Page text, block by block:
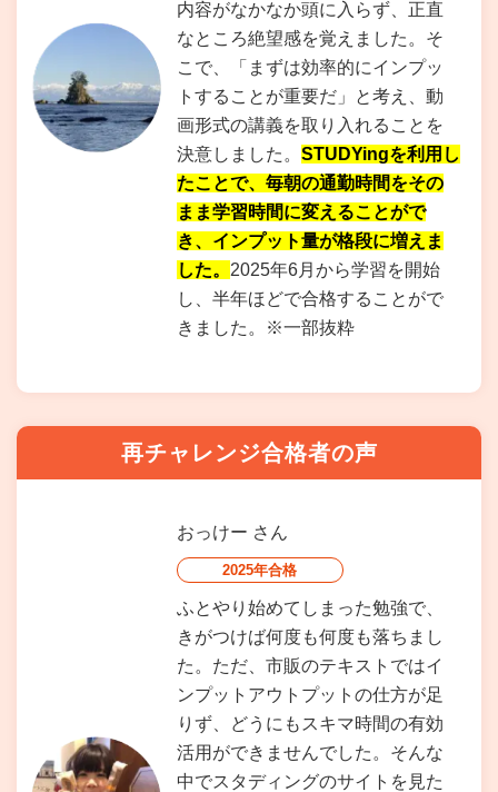
内容がなかなか頭に入らず、正直
なところ絶望感を覚えました。そ
こで、「まずは効率的にインプッ
トすることが重要だ」と考え、動
画形式の講義を取り入れることを
決意しました。 STUDYingを利用し
たことで、毎朝の通勤時間をその
まま学習時間に変えることがで
き、インプット量が格段に増えま
した。 2025年6月から学習を開始
し、半年ほどで合格することがで
きました。※一部抜粋
再チャレンジ合格者の声
おっけー さん
2025年合格
ふとやり始めてしまった勉強で、
きがつけば何度も何度も落ちまし
た。ただ、市販のテキストではイ
ンプットアウトプットの仕方が足
りず、どうにもスキマ時間の有効
活用ができませんでした。そんな
中でスタディングのサイトを見た